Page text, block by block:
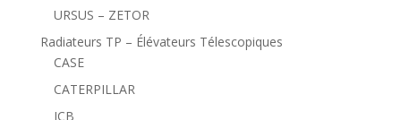
URSUS – ZETOR
Radiateurs TP – Élévateurs Télescopiques
CASE
CATERPILLAR
JCB